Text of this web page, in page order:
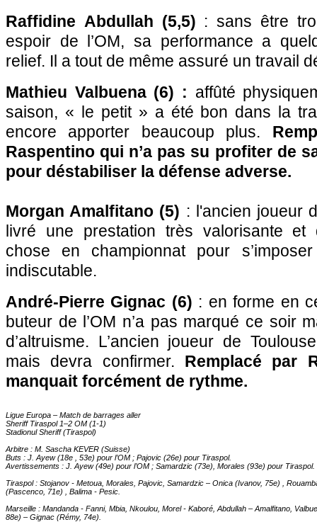
Raffidine Abdullah (5,5) : sans être
espoir de l’OM, sa performance a
relief. Il a tout de même assuré un travail
Mathieu Valbuena (6) : affûté
saison, « le petit » a été bon dans la
encore apporter beaucoup plus.
Raspentino qui n’a pas su profiter de
pour déstabiliser la défense adverse.
Morgan Amalfitano (5) : l'ancien joueur
livré une prestation très valorisante et
chose en championnat pour
indiscutable.
André-Pierre Gignac (6) : en forme en
buteur de l’OM n’a pas marqué ce soir
d’altruisme. L’ancien joueur de
mais devra confirmer. Remplacé par
manquait forcément de rythme.
Ligue Europa – Match de barrages aller
Sheriff Tiraspol 1–2 OM (1-1)
Stadionul Sheriff (Tiraspol)
Arbitre : M. Sascha KEVER (Suisse)
Buts : J. Ayew (18e , 53e) pour l’OM ; Pajovic (26e) pour Tiraspol.
Avertissements : J. Ayew (49e) pour l’OM ; Samardzic (73e), Morales (93e) pour Tiraspol.
Tiraspol : Stojanov - Metoua, Morales, Pajovic, Samardzic – Onica (Ivanov, 75e) ,
(Pascenco, 71e) , Balima - Pesic.
Marseille : Mandanda - Fanni, Mbia, Nkoulou, Morel - Kaboré, Abdullah – Amalfitano,
88e) – Gignac (Rémy, 74e).